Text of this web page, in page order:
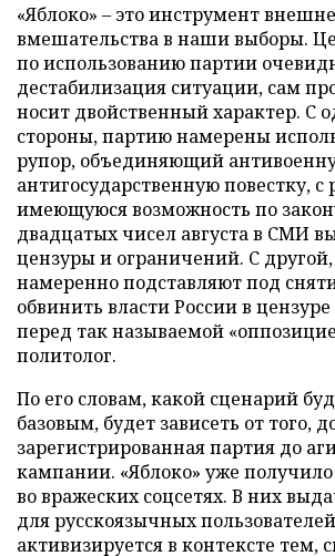
«Яблоко» – это инструмент
вмешательства в наши выборы.
по использованию партии
дестабилизация ситуации, сам
носит двойственный характер. С
стороны, партию намерены
рупор, объединяющий
антигосударственную повестку, с
имеющуюся возможность по
двадцатых чисел августа в СМИ
цензуры и ограничений. С другой,
намеренно подставляют под
обвинить власти России в цензуре
перед так называемой
политолог.
По его словам, какой сценарий
базовым, будет зависеть от того,
зарегистрированная партия до
кампании. «Яблоко» уже получило
во вражеских соцсетях. В них
для русскоязычных пользователей
активизируется в контексте тем,